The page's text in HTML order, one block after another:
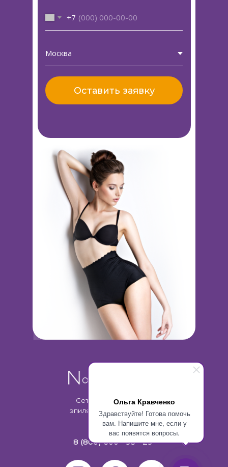
Ольга Кравченко
Здравствуйте! Готова помочь
вам. Напишите мне, если у
вас появятся вопросы.
+7
Оставить заявку
Сеть клиник лазерной
эпиляции и косметологии
8 (800) 600 - 93 - 29